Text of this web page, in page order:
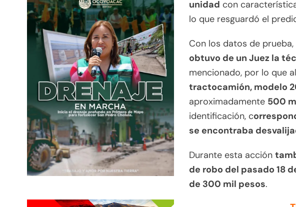
unidad con
lo que resguardó el
Con los datos de
obtuvo de un Juez la
mencionado, por lo que
tractocamión, modelo
aproximadamente 500
identificación, c
se encontraba
Durante esta acción
de robo del pasado 18
de 300 mil pesos.